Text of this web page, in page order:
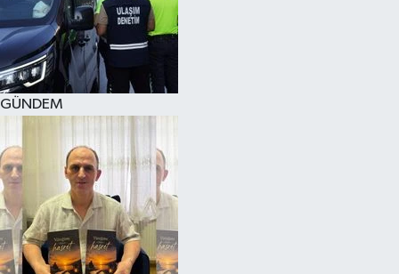
GÜNDEM
Tüm Manşetler
Son Dakika Haberleri
Haber Arşivi